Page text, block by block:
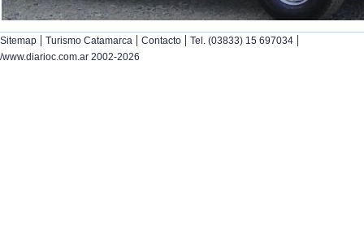
Sitemap | Turismo Catamarca | Contacto | Tel. (03833) 15 697034 |
/www.diarioc.com.ar 2002-2026